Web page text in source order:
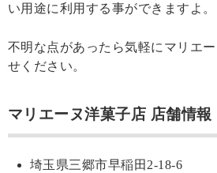
い用途に利用する事ができますよ。
不明な点があったら気軽にマリエ
せください。
マリエーヌ洋菓子店 店舗情報
埼玉県三郷市早稲田2-18-6